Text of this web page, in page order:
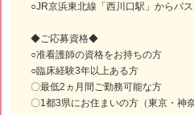
○JR京浜東北線「西川口駅」からバ
◆ご応募資格◆
○准看護師の資格をお持ちの方
○臨床経験3年以上ある方
〇最低2ヵ月間ご勤務可能な方
〇1都3県にお住まいの方（東京・神